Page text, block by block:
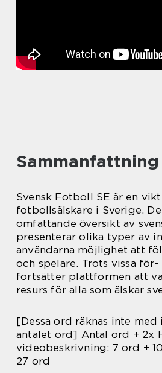
Sammanfattning
Svensk Fotboll SE är en
fotbollsälskare i Sverige.
omfattande översikt av
presenterar olika typer av
användarna möjlighet att
och spelare. Trots vissa för-
fortsätter plattformen att
resurs för alla som älskar
[Dessa ord räknas inte
antalet ord] Antal ord + 2x
videobeskrivning: 7 ord +
27 ord